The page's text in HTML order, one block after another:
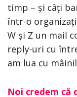
timp – și câți
într-o
W și Z un mail
reply-uri cu
am lua cu
Noi credem